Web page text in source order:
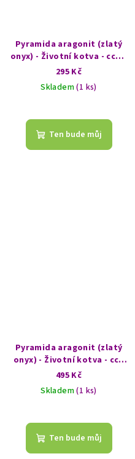
Pyramida aragonit (zlatý
onyx) - Životní kotva - cca 6
cm - Jemné uzemnění
295 Kč
Skladem(1 ks)
Ten bude můj
Pyramida aragonit (zlatý
onyx) - Životní kotva - cca
7,5 cm - Jasnost
495 Kč
Skladem(1 ks)
Ten bude můj